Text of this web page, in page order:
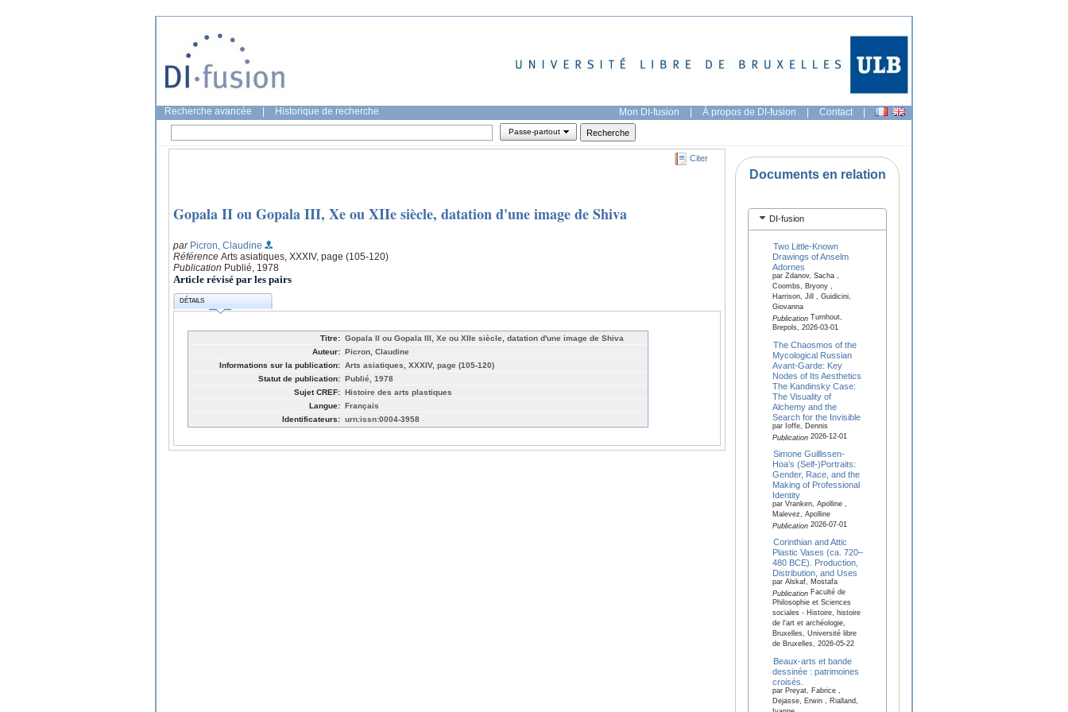
Recherche avancée Historique de recherche Mon DI-fusion | À propos de DI-fusion | Contact |
Passe-partout
Citer
Gopala II ou Gopala III, Xe ou XIIe siècle, datation d'une image de Shiva
par Picron, Claudine
Référence Arts asiatiques, XXXIV, page (105-120)
Publication Publié, 1978
Article révisé par les pairs
DÉTAILS
Titre: Gopala II ou Gopala III, Xe ou XIIe siècle, datation d'une image de Shiva
Auteur: Picron, Claudine
Informations sur la publication: Arts asiatiques, XXXIV, page (105-120)
Statut de publication: Publié, 1978
Sujet CREF: Histoire des arts plastiques
Langue: Français
Identificateurs: urn:issn:0004-3958
Documents en relation
DI-fusion
Two Little-Known
Drawings of Anselm
Adornes
par Zdanov, Sacha ,
Coombs, Bryony ,
Harrison, Jill , Guidicini,
Giovanna
PublicationTurnhout,
Brepols, 2026-03-01
The Chaosmos of the
Mycological Russian
Avant-Garde: Key
Nodes of Its Aesthetics
The Kandinsky Case:
The Visuality of
Alchemy and the
Search for the Invisible
par Ioffe, Dennis
Publication2026-12-01
Simone Guillissen-
Hoa’s (Self-)Portraits:
Gender, Race, and the
Making of Professional
Identity
par Vranken, Apolline ,
Malevez, Apolline
Publication2026-07-01
Corinthian and Attic
Plastic Vases (ca. 720–
480 BCE). Production,
Distribution, and Uses
par Alskaf, Mostafa
PublicationFaculté de
Philosophie et Sciences
sociales - Histoire, histoire
de l'art et archéologie,
Bruxelles, Université libre
de Bruxelles, 2026-05-22
Beaux-arts et bande
dessinée : patrimoines
croisés.
par Preyat, Fabrice ,
Dejasse, Erwin , Rialland,